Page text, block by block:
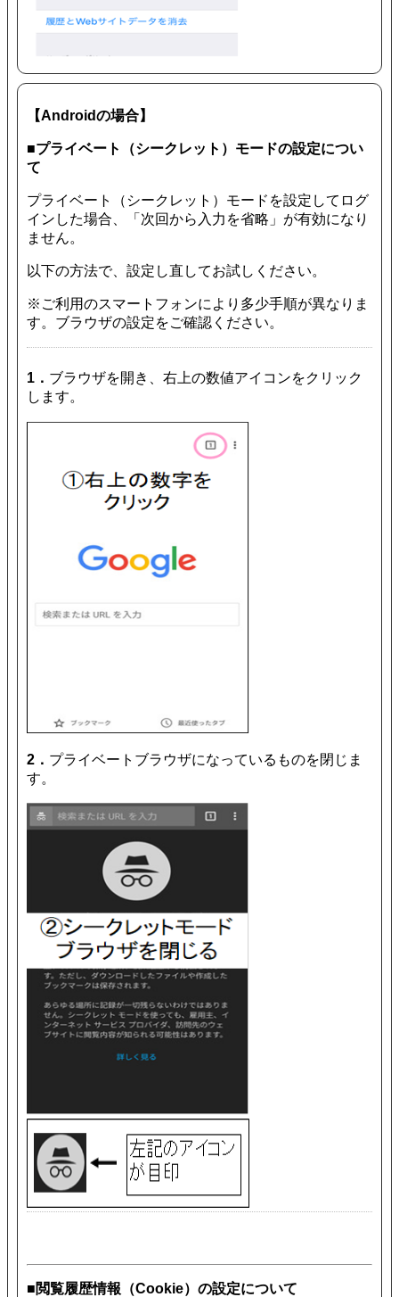
【Androidの場合】
■プライベート（シークレット）モードの設定につい
て
プライベート（シークレット）モードを設定してログ
インした場合、「次回から入力を省略」が有効になり
ません。
以下の方法で、設定し直してお試しください。
※ご利用のスマートフォンにより多少手順が異なりま
す。ブラウザの設定をご確認ください。
1． ブラウザを開き、右上の数値アイコンをクリック
します。
2． プライベートブラウザになっているものを閉じま
す。
■閲覧履歴情報（Cookie）の設定について